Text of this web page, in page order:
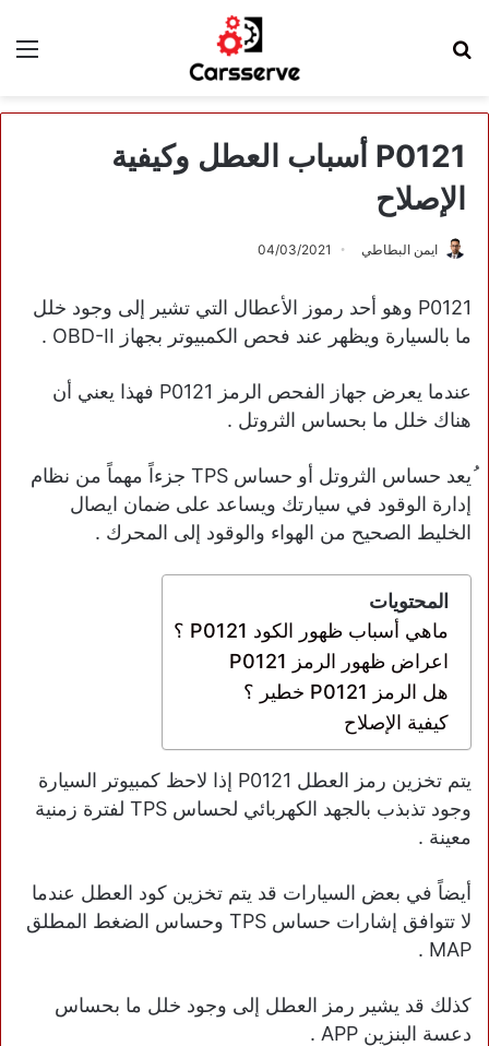
P0121 أسباب العطل وكيفية
الإصلاح
ايمن البطاطي 04/03/2021
P0121 وهو أحد رموز الأعطال التي تشير إلى وجود خلل
ما بالسيارة ويظهر عند فحص الكمبيوتر بجهاز OBD-II .
عندما يعرض جهاز الفحص الرمز P0121 فهذا يعني أن
هناك خلل ما بحساس الثروتل .
ُيعد حساس الثروتل أو حساس TPS جزءاً مهماً من نظام
إدارة الوقود في سيارتك ويساعد على ضمان ايصال
الخليط الصحيح من الهواء والوقود إلى المحرك .
المحتويات
ماهي أسباب ظهور الكود P0121 ؟
اعراض ظهور الرمز P0121
هل الرمز P0121 خطير ؟
كيفية الإصلاح
يتم تخزين رمز العطل P0121 إذا لاحظ كمبيوتر السيارة
وجود تذبذب بالجهد الكهربائي لحساس TPS لفترة زمنية
معينة .
أيضاً في بعض السيارات قد يتم تخزين كود العطل عندما
لا تتوافق إشارات حساس TPS وحساس الضغط المطلق
MAP .
كذلك قد يشير رمز العطل إلى وجود خلل ما بحساس
دعسة البنزين APP .